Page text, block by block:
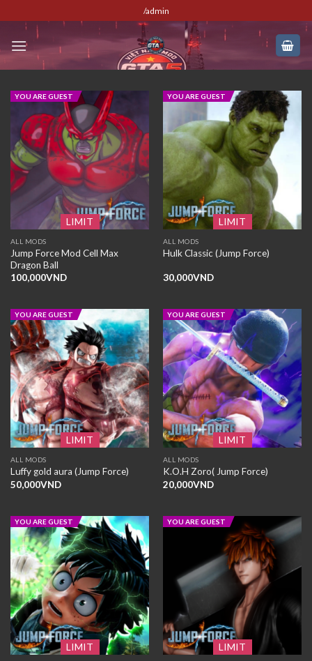
to
content
/admin
LIMIT
YOU ARE GUEST
ALL MODS
Jump Force Mod Cell Max
Dragon Ball
100,000VND
LIMIT
YOU ARE GUEST
ALL MODS
Hulk Classic (Jump Force)
30,000VND
LIMIT
YOU ARE GUEST
ALL MODS
Luffy gold aura (Jump Force)
50,000VND
LIMIT
YOU ARE GUEST
ALL MODS
K.O.H Zoro( Jump Force)
20,000VND
LIMIT
YOU ARE GUEST
LIMIT
YOU ARE GUEST